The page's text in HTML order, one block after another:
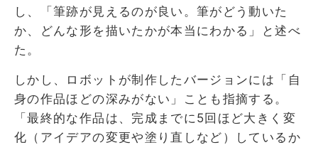
し、「筆跡が見えるのが良い。筆がどう動いた
か、どんな形を描いたかが本当にわかる」と述べ
た。
しかし、ロボットが制作したバージョンには「自
身の作品ほどの深みがない」ことも指摘する。
「最終的な作品は、完成までに5回ほど大きく変
化（アイデアの変更や塗り直しなど）しているか